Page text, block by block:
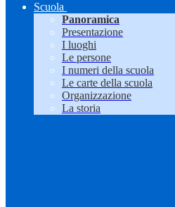
Scuola
Panoramica
Presentazione
I luoghi
Le persone
I numeri della scuola
Le carte della scuola
Organizzazione
La storia